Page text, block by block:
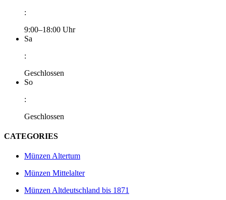
:
9:00–18:00 Uhr
Sa
:
Geschlossen
So
:
Geschlossen
CATEGORIES
Münzen Altertum
Münzen Mittelalter
Münzen Altdeutschland bis 1871